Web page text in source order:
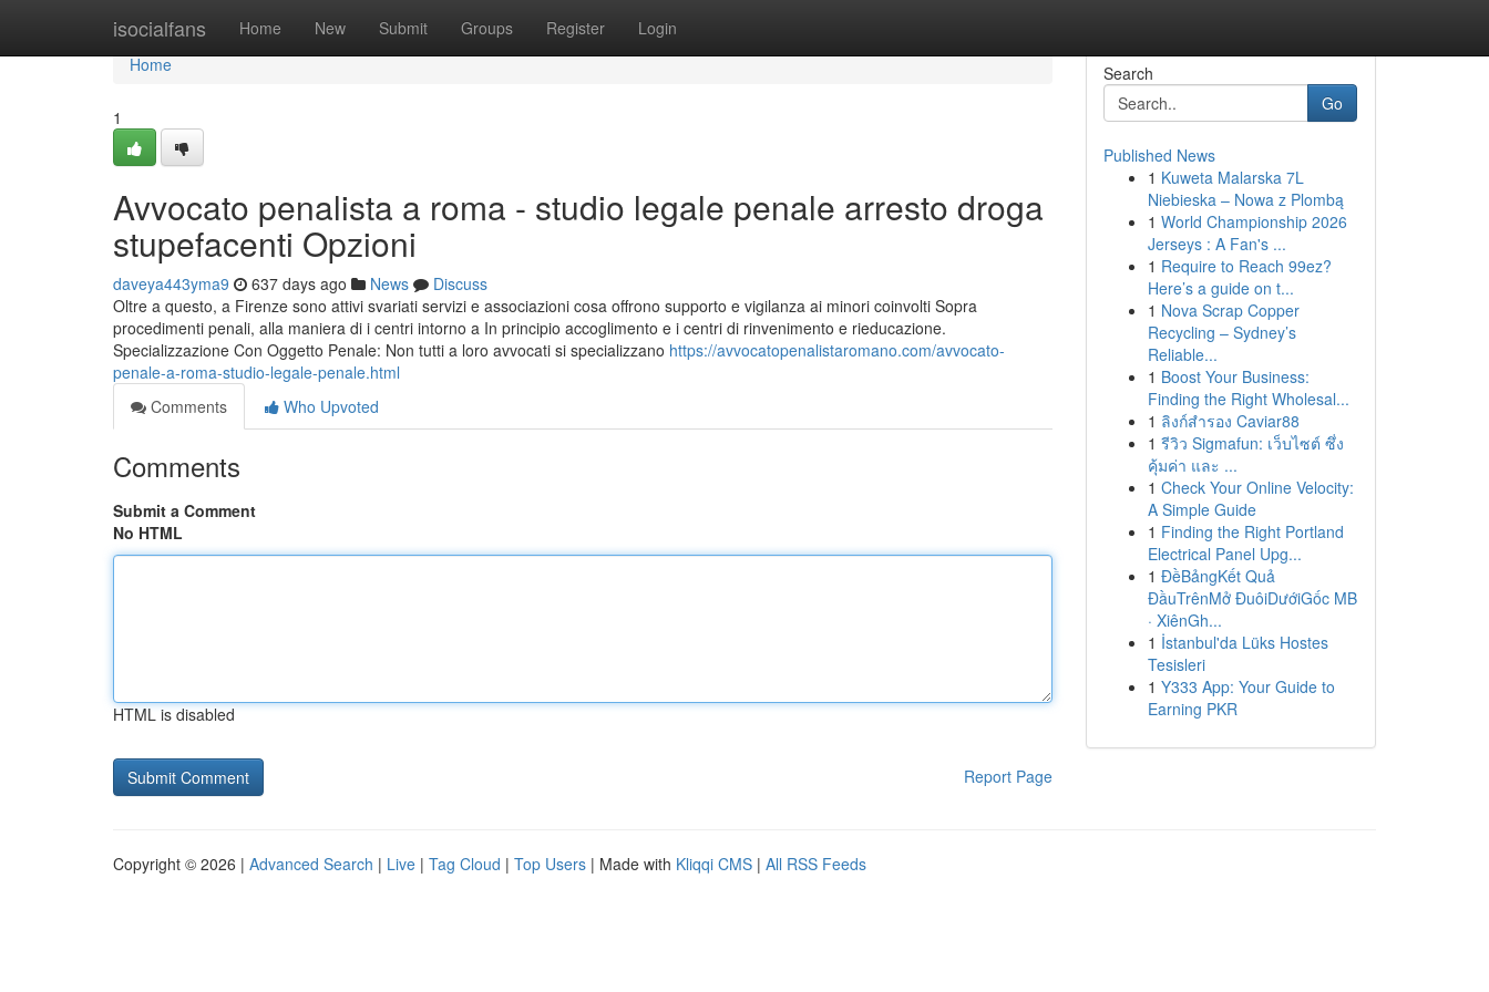
isocialfans Home New Submit Groups Register Login
Home
Home
1
Avvocato penalista a roma - studio legale penale arresto droga
stupefacenti Opzioni
daveya443yma9 637 days ago News
Discuss
Oltre a questo, a Firenze sono attivi svariati servizi e associazioni cosa offrono supporto e vigilanza ai minori coinvolti Sopra
procedimenti penali, alla maniera di i centri intorno a In principio accoglimento e i centri di rinvenimento e rieducazione.
Specializzazione Con Oggetto Penale: Non tutti a loro avvocati si specializzano https://avvocatopenalistaromano.com/avvocato-
penale-a-roma-studio-legale-penale.html
Comments
Who Upvoted
Comments
Submit a Comment
No HTML
HTML is disabled
Report Page
Search
Go
Published News
1 Kuweta Malarska 7L
Niebieska – Nowa z Plombą
1 World Championship 2026
Jerseys : A Fan's ...
1 Require to Reach 99ez?
Here’s a guide on t...
1 Nova Scrap Copper
Recycling – Sydney’s
Reliable...
1 Boost Your Business:
Finding the Right Wholesal...
1 ลิงก์สำรอง Caviar88
1 รีวิว Sigmafun: เว็บไซต์ ซึ่ง
คุ้มค่า และ ...
1 Check Your Online Velocity:
A Simple Guide
1 Finding the Right Portland
Electrical Panel Upg...
1 ĐềBảngKết Quả
ĐầuTrênMở ĐuôiDướiGốc MB
· XiênGh...
1 İstanbul'da Lüks Hostes
Tesisleri
1 Y333 App: Your Guide to
Earning PKR
Copyright © 2026 | Advanced Search | Live | Tag Cloud | Top Users | Made with Kliqqi CMS | All RSS Feeds